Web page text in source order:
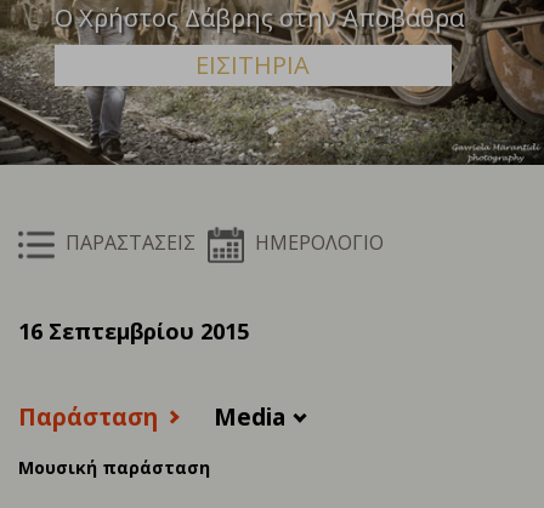
Ο Χρήστος Δάβρης στην Αποβάθρα
ΕΙΣΙΤΗΡΙΑ
ΠΑΡΑΣΤΑΣΕΙΣ ΗΜΕΡΟΛΟΓΙΟ
16 Σεπτεμβρίου 2015
Παράσταση Media
Μουσική παράσταση